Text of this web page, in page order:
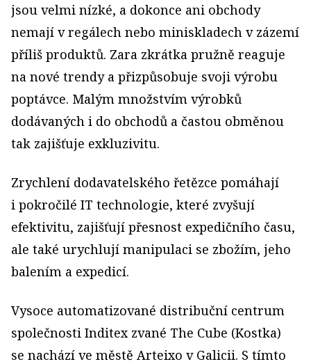
jsou velmi nízké, a dokonce ani obchody
nemají v regálech nebo miniskladech v zázemí
příliš produktů. Zara zkrátka pružně reaguje
na nové trendy a přizpůsobuje svoji výrobu
poptávce. Malým množstvím výrobků
dodávaných i do obchodů a častou obměnou
tak zajišťuje exkluzivitu.
Zrychlení dodavatelského řetězce pomáhají
i pokročilé IT technologie, které zvyšují
efektivitu, zajišťují přesnost expedičního času,
ale také urychlují manipulaci se zbožím, jeho
balením a expedicí.
Vysoce automatizované distribuční centrum
společnosti Inditex zvané The Cube (Kostka)
se nachází ve městě Arteixo v Galicii. S tímto